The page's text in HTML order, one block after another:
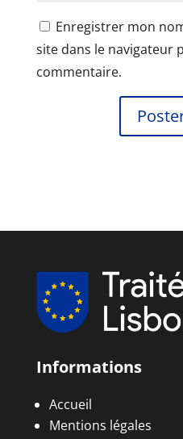
Enregistrer mon
site dans le navigateur
commentaire.
Informations
Accueil
Mentions légales